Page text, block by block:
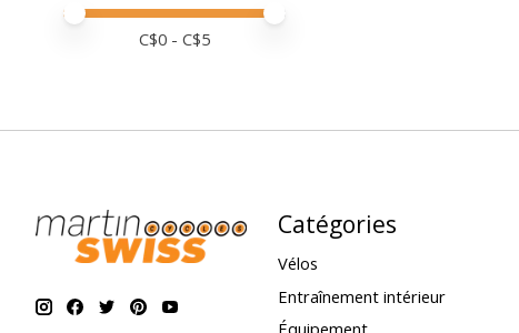
Prix minimum
Price maximum value
C$0 - C$5
Catégories
Vélos
Entraînement intérieur
Équipement